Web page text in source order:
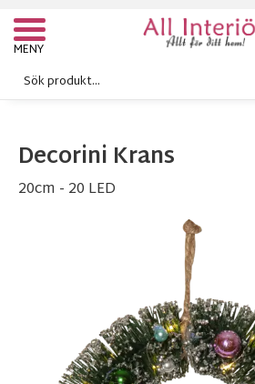
Meny
Decorini Krans
20cm - 20 LED